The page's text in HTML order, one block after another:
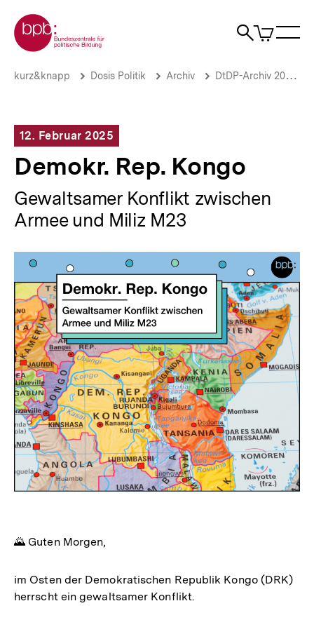
zum
Seiteninhalt
springen
Zur Startseite der bpb
Suche
Artikel
im
Demokr.
Deine
tägliche
Dosis
Politik
bpb.de
Brotkrümelnavigation
Pfadnavigation
kurz&knapp Dosis Politik Archiv DtDP-Archiv 2025
12. Februar 2025
Demokr. Rep. Kongo
Gewaltsamer Konflikt zwischen
Armee und Miliz M23
🌄 Guten Morgen,
im Osten der Demokratischen Republik Kongo (DRK)
herrscht ein gewaltsamer Konflikt.